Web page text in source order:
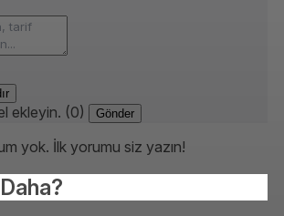
ekleyin. (0) Gönder
yok. İlk yorumu siz yazın!